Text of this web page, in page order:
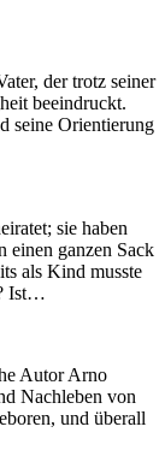
der trotz seiner
beeindruckt.
seine Orientierung
sie haben
einen ganzen Sack
als Kind musste
Ist…
Autor Arno
Nachleben von
und überall